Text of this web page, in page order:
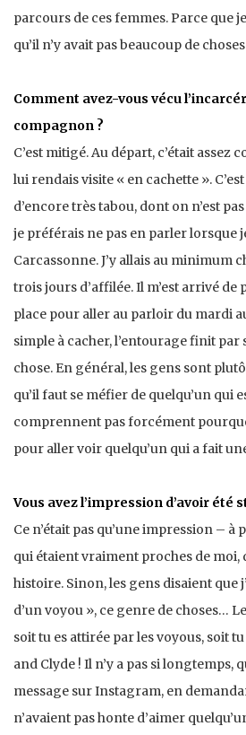
parcours de ces femmes. Parce que
qu’il n’y avait pas beaucoup de
Comment avez-vous vécu
compagnon ?
C’est mitigé. Au départ, c’était assez
lui rendais visite « en cachette ».
d’encore très tabou, dont on n’est
je préférais ne pas en parler lorsque
Carcassonne. J’y allais au minimum
trois jours d’affilée. Il m’est arrivé
place pour aller au parloir du mardi
simple à cacher, l’entourage finit par
chose. En général, les gens sont
qu’il faut se méfier de quelqu’un qui
comprennent pas forcément
pour aller voir quelqu’un qui a fait
Vous avez l’impression d’avoir été
Ce n’était pas qu’une impression –
qui étaient vraiment proches de
histoire. Sinon, les gens disaient que
d’un voyou », ce genre de choses…
soit tu es attirée par les voyous, soit
and Clyde ! Il n’y a pas si longtemps,
message sur Instagram, en
n’avaient pas honte d’aimer